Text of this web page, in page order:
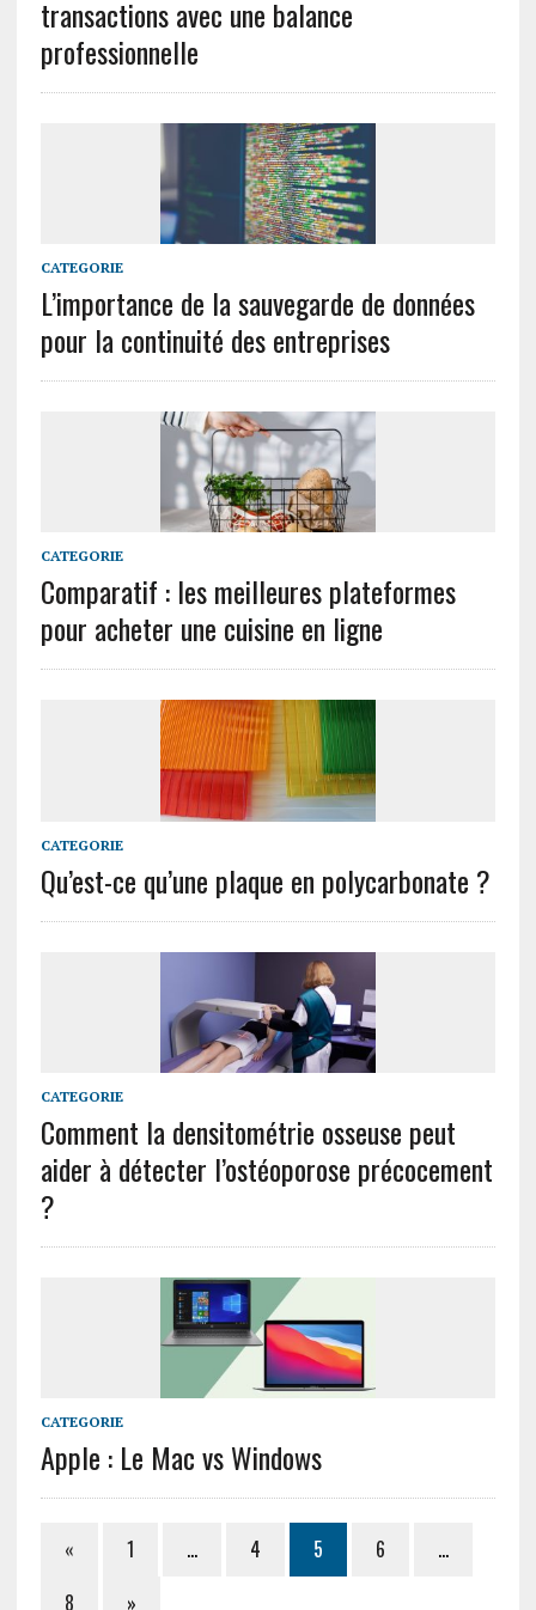
transactions avec une balance
professionnelle
CATEGORIE
L’importance de la sauvegarde de données
pour la continuité des entreprises
CATEGORIE
Comparatif : les meilleures plateformes
pour acheter une cuisine en ligne
CATEGORIE
Qu’est-ce qu’une plaque en polycarbonate ?
CATEGORIE
Comment la densitométrie osseuse peut
aider à détecter l’ostéoporose précocement
?
CATEGORIE
Apple : Le Mac vs Windows
« 1 … 4 5 6
…
8
»